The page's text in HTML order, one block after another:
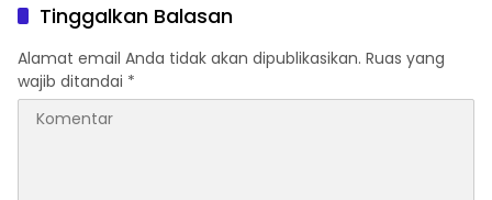
Tinggalkan Balasan
Alamat email Anda tidak akan dipublikasikan. Ruas yang
wajib ditandai *